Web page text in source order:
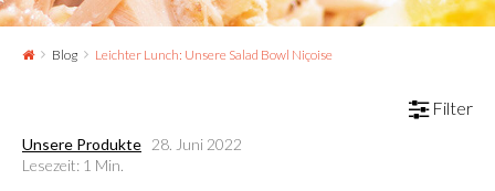
Blog Leichter Lunch: Unsere Salad Bowl Niçoise
Filter
Unsere Produkte 28. Juni 2022
Lesezeit: 1 Min.